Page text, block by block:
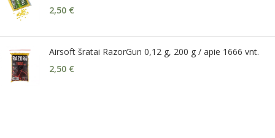
2,50 €
Airsoft šratai RazorGun 0,12 g, 200 g / apie 1666 vnt.
2,50 €